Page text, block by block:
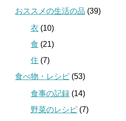
おススメの生活の品 (39)
衣 (10)
食 (21)
住 (7)
食べ物・レシピ (53)
食事の記録 (14)
野菜のレシピ (7)